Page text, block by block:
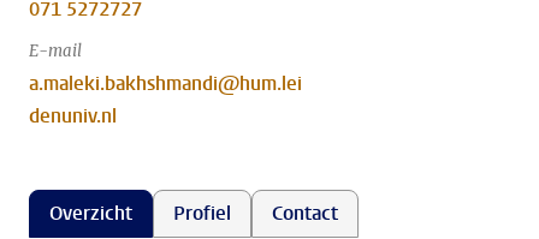
071 5272727
E-mail
a.maleki.bakhshmandi@hum.lei
denuniv.nl
Overzicht Profiel
Contact